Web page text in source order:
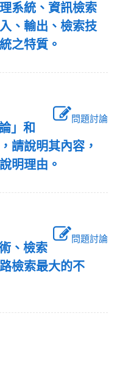
系統、資訊檢索
、輸出、檢索技
之特質。
問題討論
」和
請說明其內容，
明理由。
問題討論
、檢索
檢索最大的不